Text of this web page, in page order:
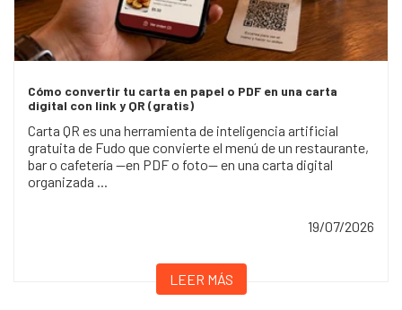
Cómo convertir tu carta en papel o PDF en una carta
digital con link y QR (gratis)
Carta QR es una herramienta de inteligencia artificial
gratuita de Fudo que convierte el menú de un restaurante,
bar o cafetería —en PDF o foto— en una carta digital
organizada ...
19/07/2026
LEER MÁS